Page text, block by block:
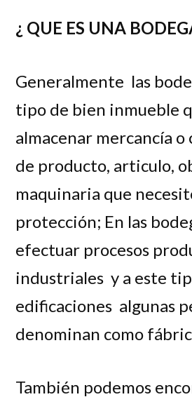
¿ QUE ES UNA
Generalmente las
tipo de bien inmueble
almacenar mercancía
de producto, articulo,
maquinaria que
protección; En las
efectuar procesos
industriales y a este
edificaciones algunas
denominan como
También podemos